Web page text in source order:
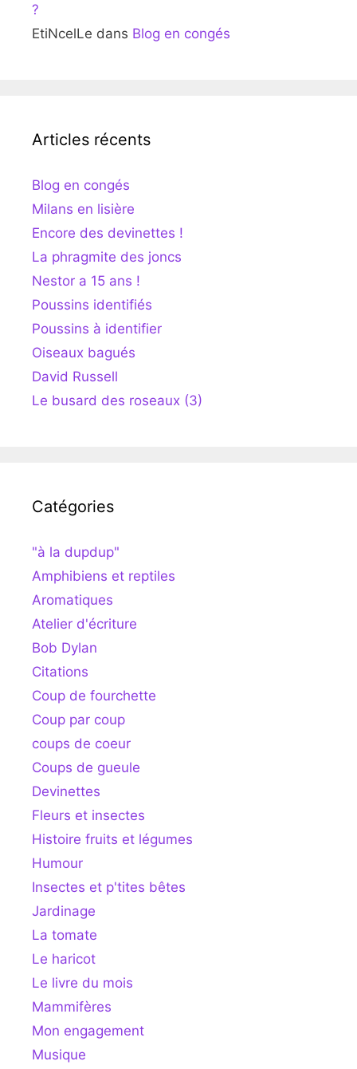
?
EtiNcelLe dans Blog en congés
Articles récents
Blog en congés
Milans en lisière
Encore des devinettes !
La phragmite des joncs
Nestor a 15 ans !
Poussins identifiés
Poussins à identifier
Oiseaux bagués
David Russell
Le busard des roseaux (3)
Catégories
"à la dupdup"
Amphibiens et reptiles
Aromatiques
Atelier d'écriture
Bob Dylan
Citations
Coup de fourchette
Coup par coup
coups de coeur
Coups de gueule
Devinettes
Fleurs et insectes
Histoire fruits et légumes
Humour
Insectes et p'tites bêtes
Jardinage
La tomate
Le haricot
Le livre du mois
Mammifères
Mon engagement
Musique